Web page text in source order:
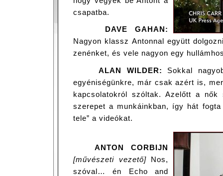
csapatba.
DAVE GAHAN:
Nagyon klassz Antonnal együtt
zenénket, és vele nagyon egy
ALAN WILDER:
Sokkal
egyéniségünkre, már csak azért is,
kapcsolatokról szóltak. Azelőtt a nők
szerepet a munkáinkban, így hát
tele” a videókat.
ANTON CORBIJN
[művészeti vezető]Nos,
szóval… én Echo and